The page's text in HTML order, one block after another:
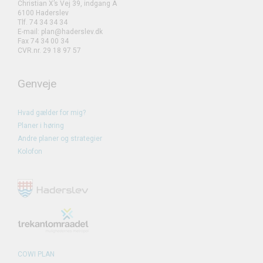
Christian X’s Vej 39, indgang A
6100 Haderslev
Tlf. 74 34 34 34
E-mail: plan@haderslev.dk
Fax 74 34 00 34
CVR.nr. 29 18 97 57
Genveje
Hvad gælder for mig?
Planer i høring
Andre planer og strategier
Kolofon
COWI PLAN